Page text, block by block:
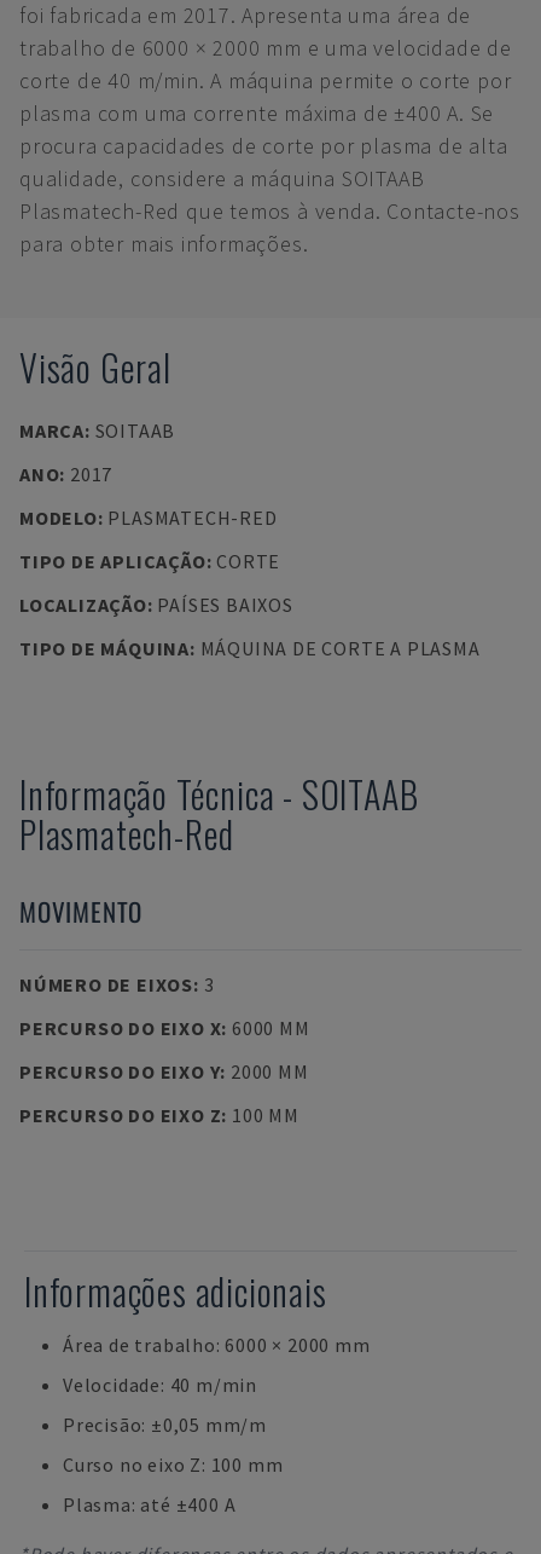
foi fabricada em 2017. Apresenta uma área de
trabalho de 6000 × 2000 mm e uma velocidade de
corte de 40 m/min. A máquina permite o corte por
plasma com uma corrente máxima de ±400 A. Se
procura capacidades de corte por plasma de alta
qualidade, considere a máquina SOITAAB
Plasmatech-Red que temos à venda. Contacte-nos
para obter mais informações.
Visão Geral
MARCA: SOITAAB
ANO: 2017
MODELO: PLASMATECH-RED
TIPO DE APLICAÇÃO: CORTE
LOCALIZAÇÃO: PAÍSES BAIXOS
TIPO DE MÁQUINA: MÁQUINA DE CORTE A PLASMA
Informação Técnica - SOITAAB
Plasmatech-Red
MOVIMENTO
NÚMERO DE EIXOS: 3
PERCURSO DO EIXO X: 6000 MM
PERCURSO DO EIXO Y: 2000 MM
PERCURSO DO EIXO Z: 100 MM
Informações adicionais
Área de trabalho: 6000 × 2000 mm
Velocidade: 40 m/min
Precisão: ±0,05 mm/m
Curso no eixo Z: 100 mm
Plasma: até ±400 A